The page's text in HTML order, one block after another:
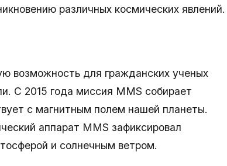
различных космических явлений.
возможность для гражданских ученых
С 2015 года миссия MMS собирает
с магнитным полем нашей планеты.
аппарат MMS зафиксировал
и солнечным ветром.